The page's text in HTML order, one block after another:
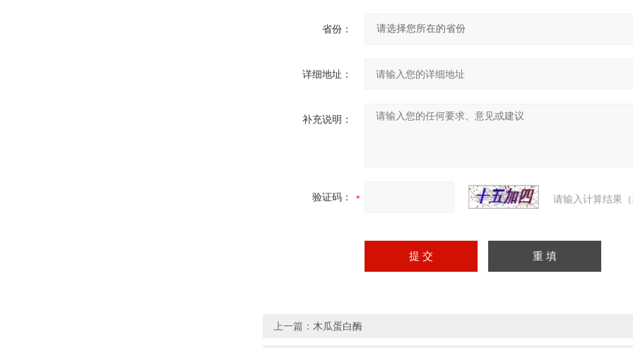
省份：
详细地址：
补充说明：
验证码： 请输入计算结果
上一篇： 木瓜蛋白酶